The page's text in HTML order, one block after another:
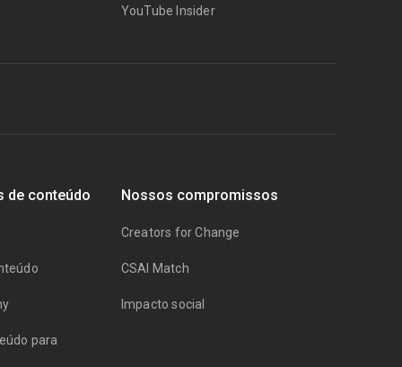
YouTube Insider
de conteúdo
para
Nossos compromissos
Creators for Change
CSAI Match
Impacto social